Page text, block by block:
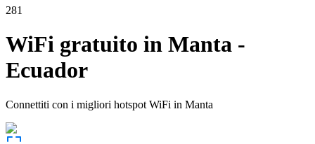
281
WiFi gratuito in Manta -
Ecuador
Connettiti con i migliori hotspot WiFi in Manta